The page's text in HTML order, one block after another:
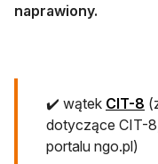
naprawiony.
✔️ wątek CIT-8
dotyczące CIT-
portalu ngo.pl)